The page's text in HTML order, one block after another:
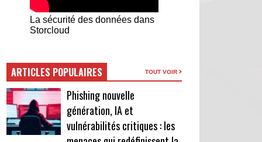
La sécurité des données dans
Storcloud
ARTICLES POPULAIRES TOUT VOIR
Phishing nouvelle
génération, IA et
vulnérabilités critiques : les